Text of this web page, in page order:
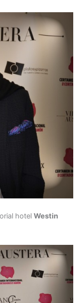
hotel Westin